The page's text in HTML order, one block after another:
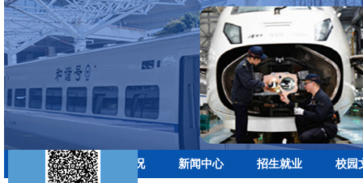
学校首页 学校概况 新闻中心 招生就业 校园